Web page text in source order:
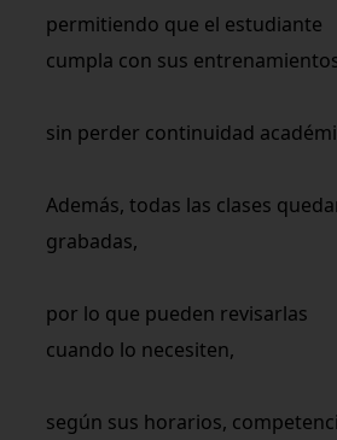
permitiendo que el estudiante
cumpla con sus
sin perder continuidad
Además, todas las clases
grabadas,
por lo que pueden revisarlas
cuando lo necesiten,
según sus horarios,